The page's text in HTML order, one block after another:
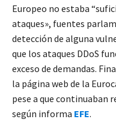
Europeo no estaba
ataques», fuentes
detección de alguna
que los ataques DDoS
exceso de demandas.
la página web de la
pese a que continuaban
según informa EFE.